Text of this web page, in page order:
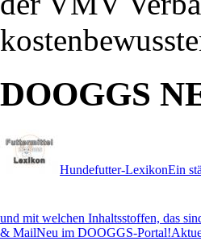
DOOGGS
Hundefutter-LexikonEin
und mit welchen Inhaltsstoffen, das
& MailNeu im DOOGGS-